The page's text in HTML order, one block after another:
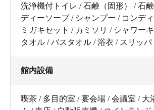
洗浄機付トイレ / 石鹸（固形） / 石
ディーソープ / シャンプー / コンデ
ミガキセット / カミソリ / シャワー
タオル / バスタオル / 浴衣 / スリッパ
館内設備
喫茶 / 多目的室 / 宴会場 / 会議室 / 大